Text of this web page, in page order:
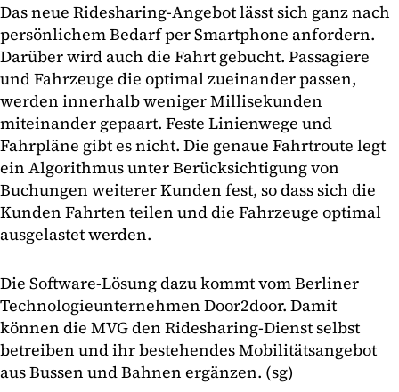
Das neue Ridesharing-Angebot lässt sich ganz nach
persönlichem Bedarf per Smartphone anfordern.
Darüber wird auch die Fahrt gebucht. Passagiere
und Fahrzeuge die optimal zueinander passen,
werden innerhalb weniger Millisekunden
miteinander gepaart. Feste Linienwege und
Fahrpläne gibt es nicht. Die genaue Fahrtroute legt
ein Algorithmus unter Berücksichtigung von
Buchungen weiterer Kunden fest, so dass sich die
Kunden Fahrten teilen und die Fahrzeuge optimal
ausgelastet werden.
Die Software-Lösung dazu kommt vom Berliner
Technologieunternehmen Door2door. Damit
können die MVG den Ridesharing-Dienst selbst
betreiben und ihr bestehendes Mobilitätsangebot
aus Bussen und Bahnen ergänzen. (sg)